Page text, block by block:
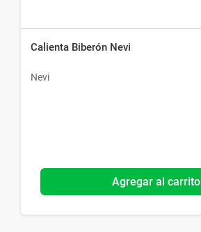
Calienta Biberón Nevi
Nevi
Agregar al carrito